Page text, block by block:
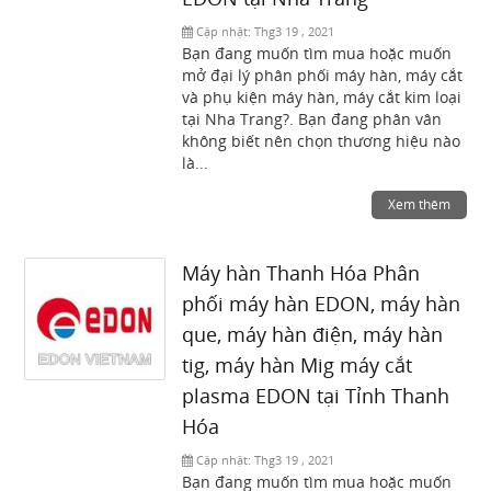
Cập nhật:Thg3 19 , 2021
Bạn đang muốn tìm mua hoặc muốn
mở đại lý phân phối máy hàn, máy cắt
và phụ kiện máy hàn, máy cắt kim loại
tại Nha Trang?. Bạn đang phân vân
không biết nên chọn thương hiệu nào
là...
Xem thêm
Máy hàn Thanh Hóa Phân
phối máy hàn EDON, máy hàn
que, máy hàn điện, máy hàn
tig, máy hàn Mig máy cắt
plasma EDON tại Tỉnh Thanh
Hóa
Cập nhật:Thg3 19 , 2021
Bạn đang muốn tìm mua hoặc muốn